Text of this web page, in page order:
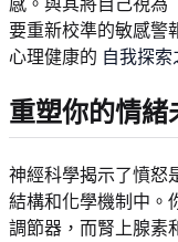
要重新校準的敏感警
心理健康的 自我探索
重塑你的情緒
神經科學揭示了憤怒
結構和化學機制中。
調節器，而腎上腺素